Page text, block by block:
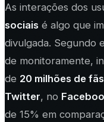
As interações dos
sociais é algo que
divulgada. Segundo
de monitoramente,
de 20 milhões de fãs
Twitter, no
de 15% em